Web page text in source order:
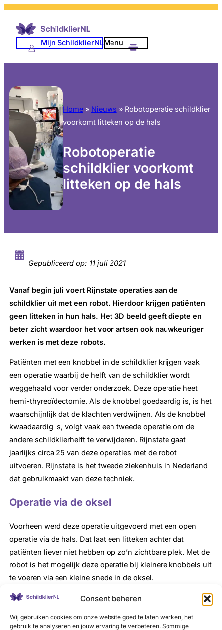
Consent beheren
Wij gebruiken cookies om onze website goed te laten werken, het
gebruik te analyseren en jouw ervaring te verbeteren. Sommige
Mijn SchildklierNLMenu
Home» Nieuws » Robotoperatie schildklier
voorkomt litteken op de hals
Robotoperatie
schildklier voorkomt
litteken op de hals
Gepubliceerd op: 11 juli 2021
Vanaf begin juli voert Rijnstate operaties aan de
schildklier uit met een robot. Hierdoor krijgen patiënten
geen litteken in hun hals. Het 3D beeld geeft diepte en
beter zicht waardoor het voorartsen ook nauwkeuriger
werken is met deze robots.
Patiënten met een knobbel in de schildklier krijgen vaak
een operatie waarbij de helft van de schildklier wordt
weggehaald voor verder onderzoek. Deze operatie heet
hemi-thyreoïdectomie. Als de knobbel goedaardig is, is het
waarschijnlijk dat de klachten verdwijnen. Als de knobbel
kwaadaardig is, volgt vaak een tweede operatie om de
andere schildklierhelft te verwijderen. Rijnstate gaat
jaarlijks circa 25 van deze operaties met de robot
uitvoeren. Rijnstate is het tweede ziekenhuis in Nederland
dat gebruikmaakt van deze techniek.
Operatie via de oksel
Voorheen werd deze operatie uitgevoerd met een open
operatie via de hals. Dat laat een litteken achter dat
patiënten liever niet hebben op zo’n zichtbare plek. Met de
robot is het mogelijk deze operatie bij kleinere knobbels uit
te voeren via een kleine snede in de oksel.
Charlotte Blanken, chirurg bij Rijnstate: “Bij Rijnstate
chirurg Ramon van Eekeren en ik hebben beide een